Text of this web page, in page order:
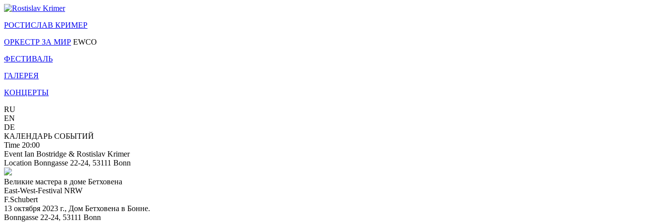
РОСТИСЛАВ КРИМЕР
ОРКЕСТР ЗА МИР EWCO
ФЕСТИВАЛЬ
ГАЛЕРЕЯ
КОНЦЕРТЫ
RU
EN
DE
КАЛЕНДАРЬ СОБЫТИЙ
Time 20:00
Event Ian Bostridge & Rostislav Krimer
Location Bonngasse 22-24, 53111 Bonn
Великие мастера в доме Бетховена
East-West-Festival NRW
F.Schubert
13 октября 2023 г., Дом Бетховена в Бонне.
Bonngasse 22-24, 53111 Bonn